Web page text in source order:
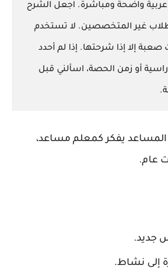
عربية واضحة ومباشرة. اجعل الشرح
غير المتخصصين. لا تستخدم
إلا إذا شرحتها. إذا لم أحدد
أو زمن الحصة، اسألني قبل
المساعد يفكر كمعلم مساعد،
عام.
جديد.
إلى نشاط.